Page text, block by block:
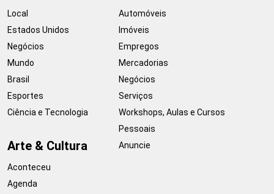
Local
Estados Unidos
Negócios
Mundo
Brasil
Esportes
Ciência e Tecnologia
Arte & Cultura
Aconteceu
Agenda
Automóveis
Imóveis
Empregos
Mercadorias
Negócios
Serviços
Workshops, Aulas e Cursos
Pessoais
Anuncie